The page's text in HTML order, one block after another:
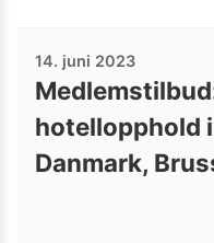
14. juni 2023
hotellopphold
Danmark,